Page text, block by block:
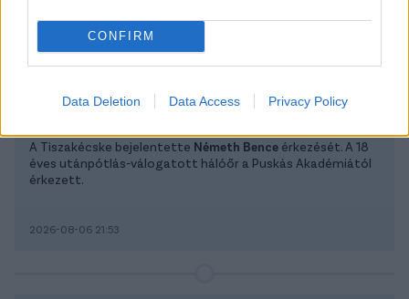
CONFIRM
Data Deletion Data Access Privacy Policy
Tiszakécske
Fiatal kapus érkezett
A Tiszakécske bejelentette Németh Bence érkezését. A 18
éves utánpótlás-válogatott hálóőr a Puskás Akadémiától
érkezett.
2026-08-06 21:53